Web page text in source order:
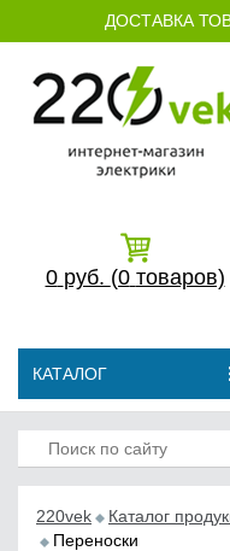
ДОСТАВКА
0 руб. (0 товаров)
КАТАЛОГ
220vek Каталог
Переноски